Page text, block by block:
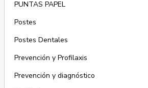
PUNTAS PAPEL
Postes
Postes Dentales
Prevención y Profilaxis
Prevención y diagnóstico